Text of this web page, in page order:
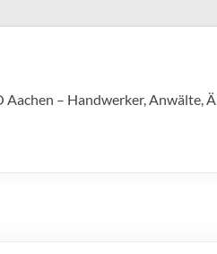
Aachen – Handwerker, Anwälte,